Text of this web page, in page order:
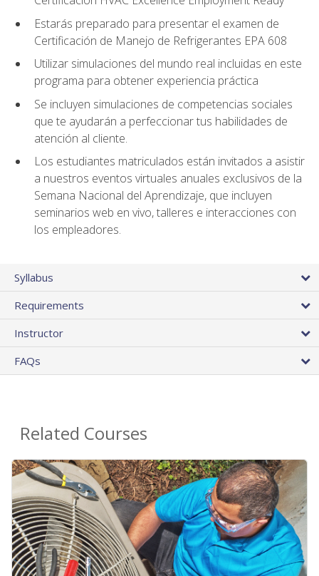
Estarás preparado para presentar el examen de
Certificación de Manejo de Refrigerantes EPA 608
Utilizar simulaciones del mundo real incluidas en este
programa para obtener experiencia práctica
Se incluyen simulaciones de competencias sociales
que te ayudarán a perfeccionar tus habilidades de
atención al cliente.
Los estudiantes matriculados están invitados a asistir
a nuestros eventos virtuales anuales exclusivos de la
Semana Nacional del Aprendizaje, que incluyen
seminarios web en vivo, talleres e interacciones con
los empleadores.
Syllabus
Requirements
Instructor
FAQs
Related Courses